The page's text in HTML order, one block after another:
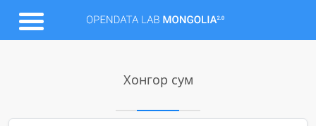
Хонгор сум